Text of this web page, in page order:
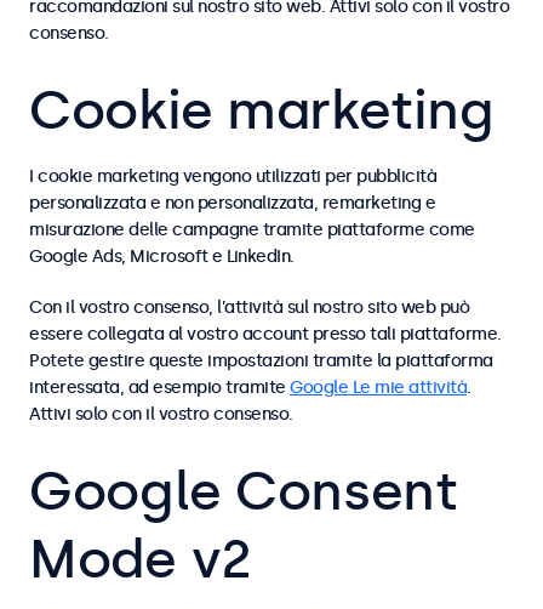
raccomandazioni sul nostro sito web. Attivi solo con il vostro
consenso.
Cookie marketing
I cookie marketing vengono utilizzati per pubblicità
personalizzata e non personalizzata, remarketing e
misurazione delle campagne tramite piattaforme come
Google Ads, Microsoft e LinkedIn.
Con il vostro consenso, l’attività sul nostro sito web può
essere collegata al vostro account presso tali piattaforme.
Potete gestire queste impostazioni tramite la piattaforma
interessata, ad esempio tramite Google Le mie attività.
Attivi solo con il vostro consenso.
Google Consent
Mode v2